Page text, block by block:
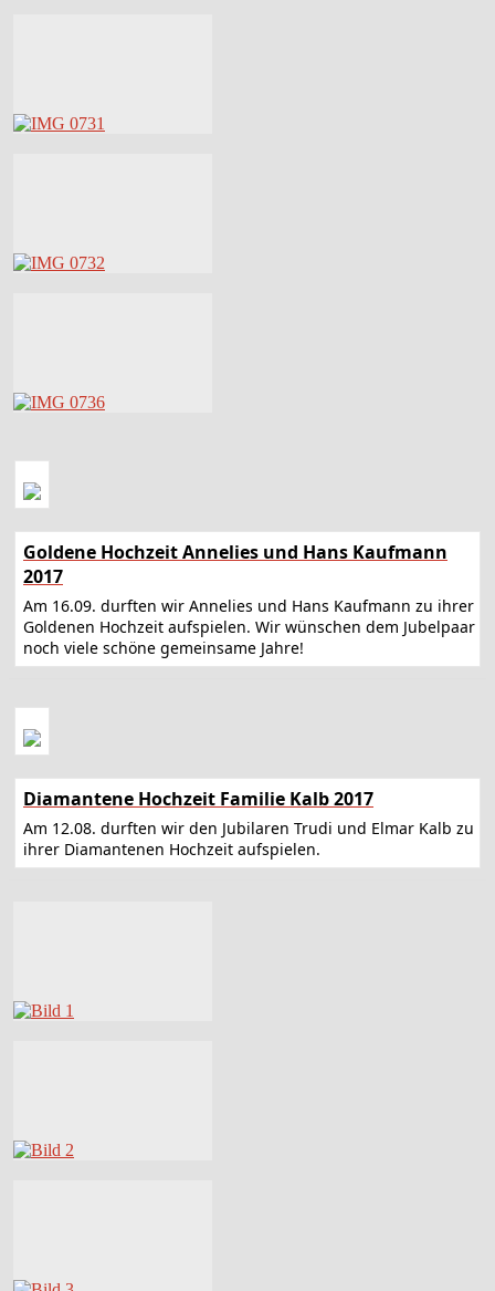
Goldene Hochzeit Annelies und Hans Kaufmann
2017
Am 16.09. durften wir Annelies und Hans Kaufmann zu ihrer
Goldenen Hochzeit aufspielen. Wir wünschen dem Jubelpaar
noch viele schöne gemeinsame Jahre!
Diamantene Hochzeit Familie Kalb 2017
Am 12.08. durften wir den Jubilaren Trudi und Elmar Kalb zu
ihrer Diamantenen Hochzeit aufspielen.